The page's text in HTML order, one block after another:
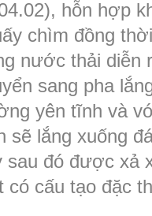
hỗn hợp
chìm đồng
nước thải diễn
sang pha
yên tĩnh và
sẽ lắng xuống
sau đó được xả
có cấu tạo đặc